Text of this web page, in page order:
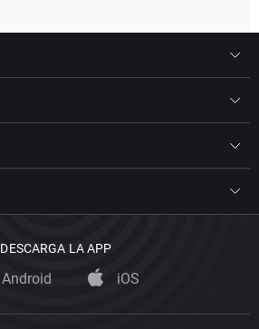
DESCARGA LA APP
Android iOS